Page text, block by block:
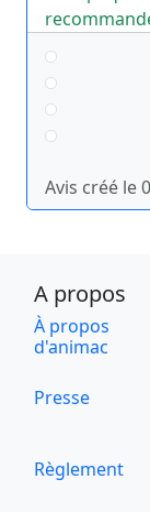
Avis créé le
A propos
À propos
d'animac
Presse
Règlement